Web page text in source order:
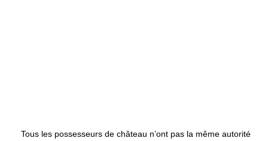
Tous les possesseurs de château n’ont pas la même autorité